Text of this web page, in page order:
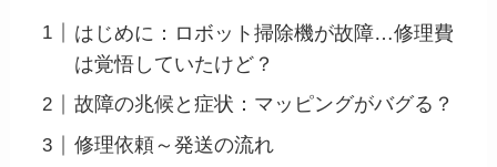
はじめに：ロボット掃除機が故障…修理費
は覚悟していたけど？
故障の兆候と症状：マッピングがバグる？
修理依頼～発送の流れ